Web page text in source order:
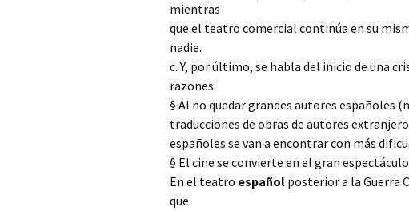
mientras
que el teatro comercial continúa en su
nadie.
c. Y, por último, se habla del inicio de una
razones:
§ Al no quedar grandes autores españoles
traducciones de obras de autores
españoles se van a encontrar con más
§ El cine se convierte en el gran
En el teatro español posterior a la Guerra
que